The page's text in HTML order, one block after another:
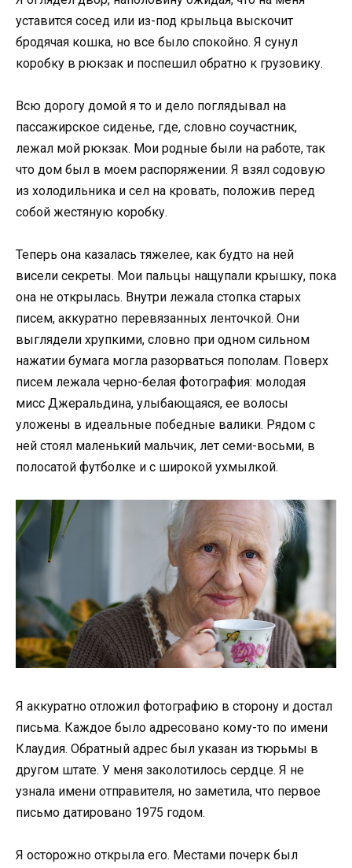
уставится сосед или из-под крыльца выскочит
бродячая кошка, но все было спокойно. Я сунул
коробку в рюкзак и поспешил обратно к грузовику.
Всю дорогу домой я то и дело поглядывал на
пассажирское сиденье, где, словно соучастник,
лежал мой рюкзак. Мои родные были на работе, так
что дом был в моем распоряжении. Я взял содовую
из холодильника и сел на кровать, положив перед
собой жестяную коробку.
Теперь она казалась тяжелее, как будто на ней
висели секреты. Мои пальцы нащупали крышку, пока
она не открылась. Внутри лежала стопка старых
писем, аккуратно перевязанных ленточкой. Они
выглядели хрупкими, словно при одном сильном
нажатии бумага могла разорваться пополам. Поверх
писем лежала черно-белая фотография: молодая
мисс Джеральдина, улыбающаяся, ее волосы
уложены в идеальные победные валики. Рядом с
ней стоял маленький мальчик, лет семи-восьми, в
полосатой футболке и с широкой ухмылкой.
Я аккуратно отложил фотографию в сторону и достал
письма. Каждое было адресовано кому-то по имени
Клаудия. Обратный адрес был указан из тюрьмы в
другом штате. У меня заколотилось сердце. Я не
узнала имени отправителя, но заметила, что первое
письмо датировано 1975 годом.
Я осторожно открыла его. Местами почерк был